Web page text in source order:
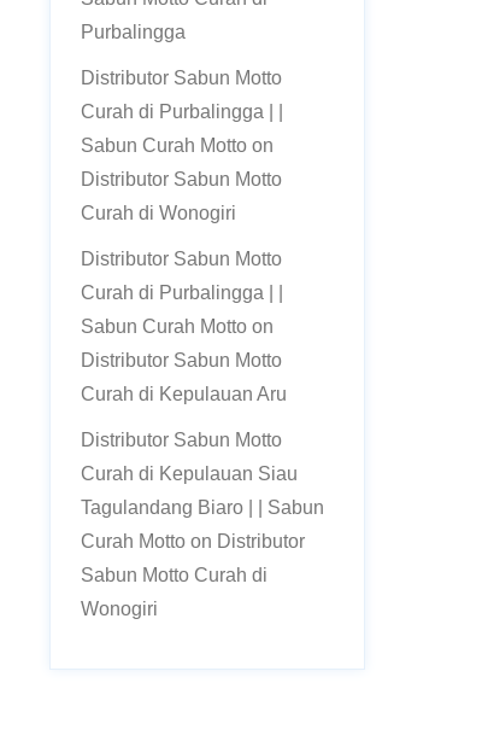
Purbalingga
Distributor Sabun Motto
Curah di Purbalingga | |
Sabun Curah Mottoon
Distributor Sabun Motto
Curah di Wonogiri
Distributor Sabun Motto
Curah di Purbalingga | |
Sabun Curah Mottoon
Distributor Sabun Motto
Curah di Kepulauan Aru
Distributor Sabun Motto
Curah di Kepulauan Siau
Tagulandang Biaro | | Sabun
Curah Mottoon Distributor
Sabun Motto Curah di
Wonogiri